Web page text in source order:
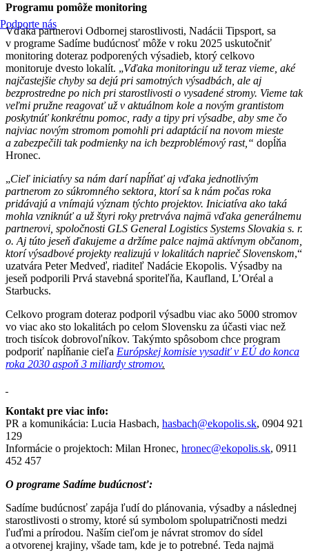
Podporte nás
Programu pomôže monitoring
Vďaka partnerovi Odbornej starostlivosti, Nadácii Tipsport, sa
v programe Sadíme budúcnosť môže v roku 2025 uskutočniť
monitoring doteraz podporených výsadieb, ktorý celkovo
monitoruje dvesto lokalít. „Vďaka monitoringu už teraz vieme, aké
najčastejšie chyby sa dejú pri samotných výsadbách, ale aj
bezprostredne po nich pri starostlivosti o vysadené stromy. Vieme tak
veľmi pružne reagovať už v aktuálnom kole a novým grantistom
poskytnúť konkrétnu pomoc, rady a tipy pri výsadbe, aby sme čo
najviac novým stromom pomohli pri adaptácií na novom mieste
a zabezpečili tak podmienky na ich bezproblémový rast,“ dopĺňa
Hronec.
„Cieľ iniciatívy sa nám darí napĺňať aj vďaka jednotlivým
partnerom zo súkromného sektora, ktorí sa k nám počas roka
pridávajú a vnímajú význam týchto projektov. Iniciatíva ako taká
mohla vzniknúť a už štyri roky pretrváva najmä vďaka generálnemu
partnerovi, spoločnosti GLS General Logistics Systems Slovakia s. r.
o. Aj túto jeseň ďakujeme a držíme palce najmä aktívnym občanom,
ktorí výsadbové projekty realizujú v lokalitách naprieč Slovenskom,“
uzatvára Peter Medveď, riaditeľ Nadácie Ekopolis. Výsadby na
jeseň podporili Prvá stavebná sporiteľňa, Kaufland, L’Oréal a
Starbucks.
Celkovo program doteraz podporil výsadbu viac ako 5000 stromov
vo viac ako sto lokalitách po celom Slovensku za účasti viac než
troch tisícok dobrovoľníkov. Takýmto spôsobom chce program
podporiť napĺňanie cieľa Európskej komisie vysadiť v EÚ do konca
roka 2030 aspoň 3 miliardy stromov.
Kontakt pre viac info:
PR a komunikácia: Lucia Hasbach, hasbach@ekopolis.sk, 0904 921
129
Informácie o projektoch: Milan Hronec, hronec@ekopolis.sk, 0911
452 457
O programe Sadíme budúcnosť:
Sadíme budúcnosť zapája ľudí do plánovania, výsadby a následnej
starostlivosti o stromy, ktoré sú symbolom spolupatričnosti medzi
ľuďmi a prírodou. Naším cieľom je návrat stromov do sídel
a otvorenej krajiny, všade tam, kde je to potrebné. Teda najmä